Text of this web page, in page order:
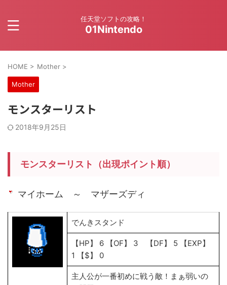
任天堂ソフトの攻略！
01Nintendo
HOME > Mother >
Mother
モンスターリスト
2018年9月25日
モンスターリスト（出現ポイント順）
マイホーム ～ マザーズディ
でんきスタンド
【HP】 6 【OF】 3 【DF】 5 【EXP】
1 【$】 0
主人公が一番初めに戦う敵！まぁ弱いの